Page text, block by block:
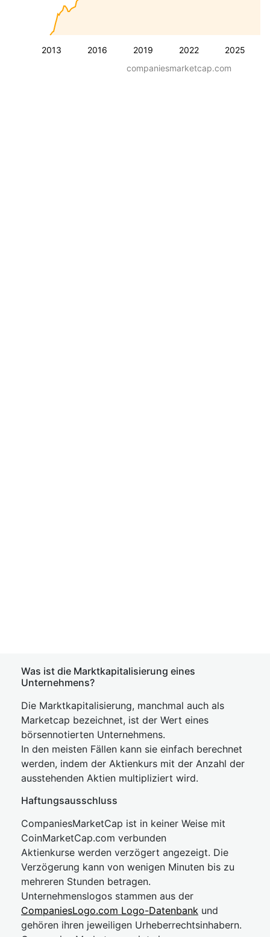
2013 2016 2019 2022 2025
companiesmarketcap.com
Was ist die Marktkapitalisierung eines
Unternehmens?
Die Marktkapitalisierung, manchmal auch als
Marketcap bezeichnet, ist der Wert eines
börsennotierten Unternehmens.
In den meisten Fällen kann sie einfach berechnet
werden, indem der Aktienkurs mit der Anzahl der
ausstehenden Aktien multipliziert wird.
Haftungsausschluss
CompaniesMarketCap ist in keiner Weise mit
CoinMarketCap.com verbunden
Aktienkurse werden verzögert angezeigt. Die
Verzögerung kann von wenigen Minuten bis zu
mehreren Stunden betragen.
Unternehmenslogos stammen aus der
CompaniesLogo.com Logo-Datenbank und
gehören ihren jeweiligen Urheberrechtsinhabern.